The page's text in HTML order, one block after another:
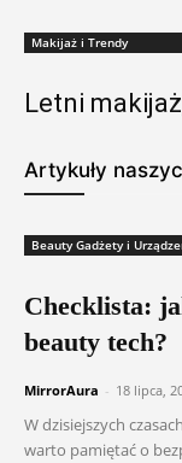
Makijaż i Trendy
Letni
Artykuły
Beauty Gadżety i
Checklista:
beauty tech?
MirrorAura - 18 lipca,
W dzisiejszych
warto pamiętać o